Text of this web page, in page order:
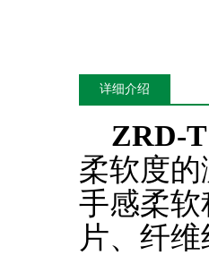
详细介绍
ZRD-
柔软度
手感柔
片、纤